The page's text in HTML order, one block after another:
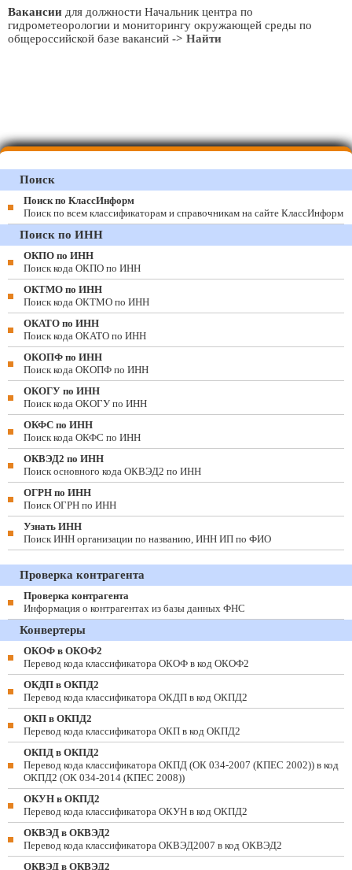
Вакансии для должности Начальник центра по
гидрометеорологии и мониторингу окружающей среды по
общероссийской базе вакансий -> Найти
Поиск
Поиск по КлассИнформ
Поиск по всем классификаторам и справочникам на сайте КлассИнформ
Поиск по ИНН
ОКПО по ИНН
Поиск кода ОКПО по ИНН
ОКТМО по ИНН
Поиск кода ОКТМО по ИНН
ОКАТО по ИНН
Поиск кода ОКАТО по ИНН
ОКОПФ по ИНН
Поиск кода ОКОПФ по ИНН
ОКОГУ по ИНН
Поиск кода ОКОГУ по ИНН
ОКФС по ИНН
Поиск кода ОКФС по ИНН
ОКВЭД2 по ИНН
Поиск основного кода ОКВЭД2 по ИНН
ОГРН по ИНН
Поиск ОГРН по ИНН
Узнать ИНН
Поиск ИНН организации по названию, ИНН ИП по ФИО
Проверка контрагента
Проверка контрагента
Информация о контрагентах из базы данных ФНС
Конвертеры
ОКОФ в ОКОФ2
Перевод кода классификатора ОКОФ в код ОКОФ2
ОКДП в ОКПД2
Перевод кода классификатора ОКДП в код ОКПД2
ОКП в ОКПД2
Перевод кода классификатора ОКП в код ОКПД2
ОКПД в ОКПД2
Перевод кода классификатора ОКПД (ОК 034-2007 (КПЕС 2002)) в код
ОКПД2 (ОК 034-2014 (КПЕС 2008))
ОКУН в ОКПД2
Перевод кода классификатора ОКУН в код ОКПД2
ОКВЭД в ОКВЭД2
Перевод кода классификатора ОКВЭД2007 в код ОКВЭД2
ОКВЭД в ОКВЭД2